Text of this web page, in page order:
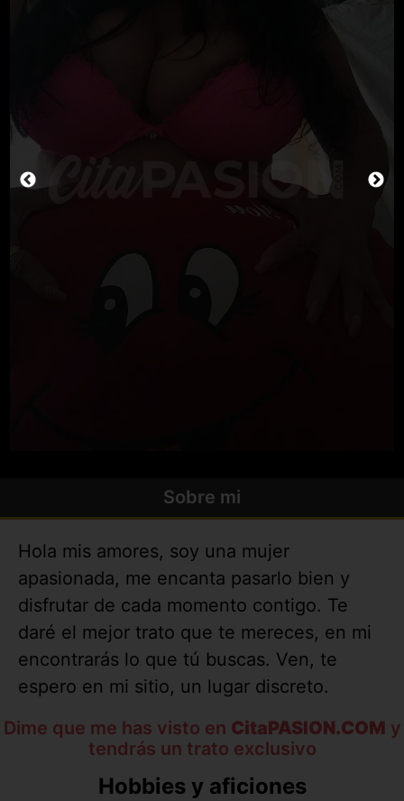
Sobre mi
Hola mis amores, soy una mujer
apasionada, me encanta pasarlo bien y
disfrutar de cada momento contigo. Te
daré el mejor trato que te mereces, en mi
encontrarás lo que tú buscas. Ven, te
espero en mi sitio, un lugar discreto.
Dime que me has visto en CitaPASION.COM y
tendrás un trato exclusivo
Hobbies y aficiones